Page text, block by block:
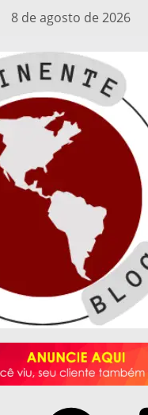
8 de agosto de 2026